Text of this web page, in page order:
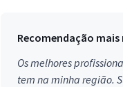
Recomendação mais
Os melhores
tem na minha região.